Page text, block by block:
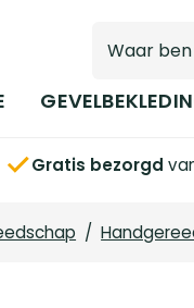
Gratis bezorgd
/